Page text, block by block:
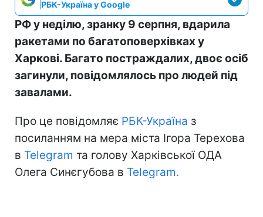
РБК-Україна у Google
РФ у неділю, зранку 9 серпня, вдарила
ракетами по багатоповерхівках у
Харкові. Багато постраждалих, двоє осіб
загинули, повідомлялось про людей під
завалами.
Про це повідомляє РБК-Україна з
посиланням на мера міста Ігора Терехова
в Telegram та голову Харківської ОДА
Олега Синєгубова в Telegram.